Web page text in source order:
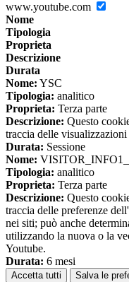
www.youtube.com
Nome
Tipologia
Proprieta
Descrizione
Durata
Nome: YSC
Tipologia: analitico
Proprieta: Terza parte
Descrizione: Questo
traccia delle
Durata: Sessione
Nome:
Tipologia: analitico
Proprieta: Terza parte
Descrizione: Questo
traccia delle preferenze
nei siti; può anche
utilizzando la nuova o la
Youtube.
Durata: 6 mesi
Accetta tutti Salva le